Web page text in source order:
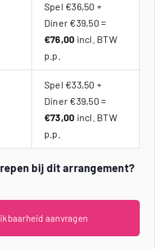
Spel €36,50 +
Diner €39,50 =
€76,00 incl. BTW
p.p.
Spel €33,50 +
Diner €39,50 =
€73,00 incl. BTW
p.p.
bij dit arrangement?
aanvragen